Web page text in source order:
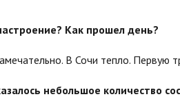
Как прошел день?
В Сочи тепло. Первую
небольшое количество